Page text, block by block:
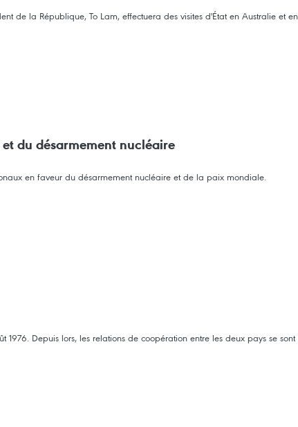
de la République, To Lam, effectuera des visites d'État en Australie et
du désarmement nucléaire
en faveur du désarmement nucléaire et de la paix mondiale.
Depuis lors, les relations de coopération entre les deux pays se